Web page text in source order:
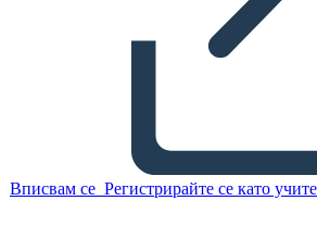
Вписвам се Регистрирайте се като
Della Trama dei
di Little Rock